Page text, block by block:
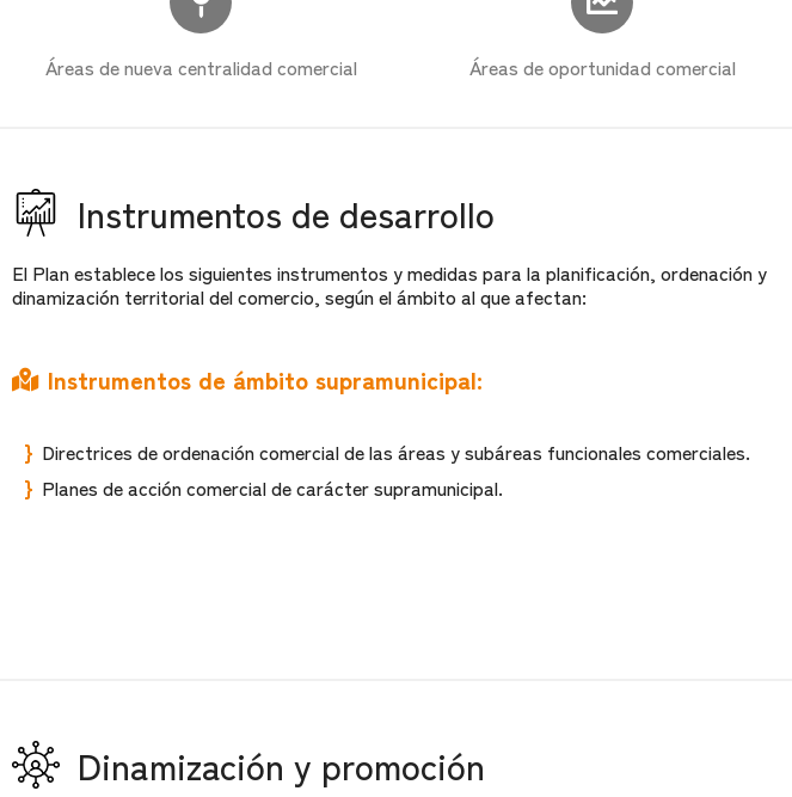
Áreas de nueva centralidad comercial Áreas de oportunidad comercial
Instrumentos de desarrollo
El Plan establece los siguientes instrumentos y medidas para la planificación, ordenación y
dinamización territorial del comercio, según el ámbito al que afectan:
Instrumentos de ámbito supramunicipal:
Directrices de ordenación comercial de las áreas y subáreas funcionales comerciales.
Planes de acción comercial de carácter supramunicipal.
Dinamización y promoción